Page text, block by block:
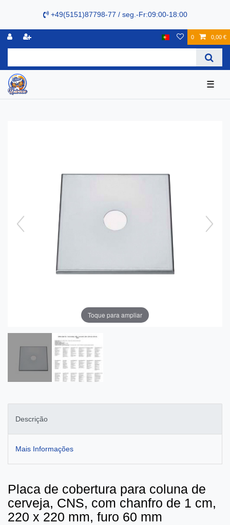
+49(5151)87798-77 / seg.-Fr:09:00-18:00
0 0,00 €
☰
Toque para ampliar
Descrição
Mais Informações
Placa de cobertura para coluna de
cerveja, CNS, com chanfro de 1 cm,
220 x 220 mm, furo 60 mm